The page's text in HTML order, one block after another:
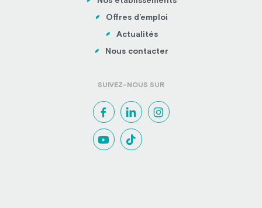
Offres d’emploi
Actualités
Nous contacter
SUIVEZ-NOUS SUR